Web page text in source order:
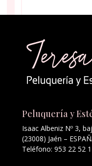
Peluquería y
Isaac Albeniz Nº 3,
(23008) Jaén –
Teléfono: 953 22 52